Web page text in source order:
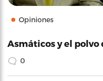
Opiniones
Asmáticos y el polvo
0